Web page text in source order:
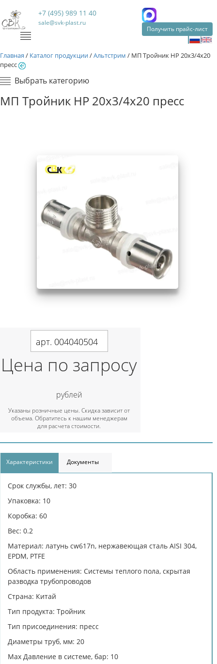
+7 (495) 989 11 40
sale@svk-plast.ru
Получить прайс-лист
Главная / Каталог продукции/Альтстрим / МП Тройник НР 20х3/4х20
пресс
Выбрать категорию
МП Тройник НР 20х3/4х20 пресс
арт. 004040504
Цена по запросу
рублей
Указаны розничные цены. Скидка зависит от
объема. Обратитесь к нашим менеджерам
для расчета стоимости.
Характеристики Документы
Срок службы, лет: 30
Упаковка: 10
Коробка: 60
Вес: 0.2
Материал: латунь cw617n, нержавеющая сталь AISI 304,
EPDM, PTFE
Область применения: Системы теплого пола, скрытая
разводка трубопроводов
Страна: Китай
Тип продукта: Тройник
Тип присоединения: пресс
Диаметры труб, мм: 20
Max Давление в системе, бар: 10